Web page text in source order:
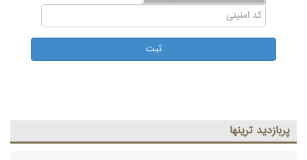
پربازديد ترينها